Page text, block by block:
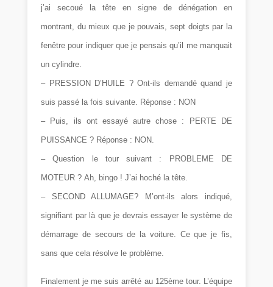
j’ai secoué la tête en signe de dénégation en
montrant, du mieux que je pouvais, sept doigts par la
fenêtre pour indiquer que je pensais qu’il me manquait
un cylindre.
– PRESSION D’HUILE ? Ont-ils demandé quand je
suis passé la fois suivante. Réponse : NON
– Puis, ils ont essayé autre chose : PERTE DE
PUISSANCE ? Réponse : NON.
– Question le tour suivant : PROBLEME DE
MOTEUR ? Ah, bingo ! J’ai hoché la tête.
– SECOND ALLUMAGE? M’ont-ils alors indiqué,
signifiant par là que je devrais essayer le système de
démarrage de secours de la voiture. Ce que je fis,
sans que cela résolve le problème.
Finalement je me suis arrêté au 125ème tour. L’équipe